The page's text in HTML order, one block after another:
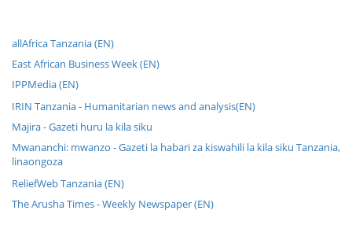
allAfrica Tanzania (EN)
East African Business Week (EN)
IPPMedia (EN)
IRIN Tanzania - Humanitarian news and analysis(EN)
Majira - Gazeti huru la kila siku
Mwananchi: mwanzo - Gazeti la habari za kiswahili la kila siku Tanzania,
linaongoza
ReliefWeb Tanzania (EN)
The Arusha Times - Weekly Newspaper (EN)